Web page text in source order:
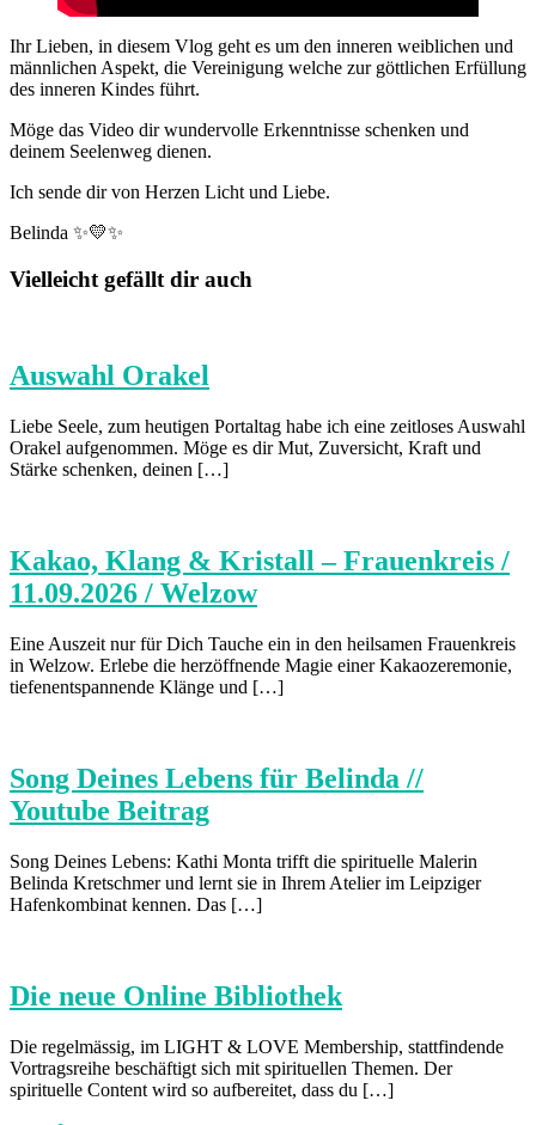
Ihr Lieben, in diesem Vlog geht es um den inneren weiblichen und
männlichen Aspekt, die Vereinigung welche zur göttlichen Erfüllung
des inneren Kindes führt.
Möge das Video dir wundervolle Erkenntnisse schenken und
deinem Seelenweg dienen.
Ich sende dir von Herzen Licht und Liebe.
Belinda ✨💛✨
Vielleicht gefällt dir auch
Auswahl Orakel
Liebe Seele, zum heutigen Portaltag habe ich eine zeitloses Auswahl
Orakel aufgenommen. Möge es dir Mut, Zuversicht, Kraft und
Stärke schenken, deinen […]
Kakao, Klang & Kristall – Frauenkreis /
11.09.2026 / Welzow
Eine Auszeit nur für Dich Tauche ein in den heilsamen Frauenkreis
in Welzow. Erlebe die herzöffnende Magie einer Kakaozeremonie,
tiefenentspannende Klänge und […]
Song Deines Lebens für Belinda //
Youtube Beitrag
Song Deines Lebens: Kathi Monta trifft die spirituelle Malerin
Belinda Kretschmer und lernt sie in Ihrem Atelier im Leipziger
Hafenkombinat kennen. Das […]
Die neue Online Bibliothek
Die regelmässig, im LIGHT & LOVE Membership, stattfindende
Vortragsreihe beschäftigt sich mit spirituellen Themen. Der
spirituelle Content wird so aufbereitet, dass du […]